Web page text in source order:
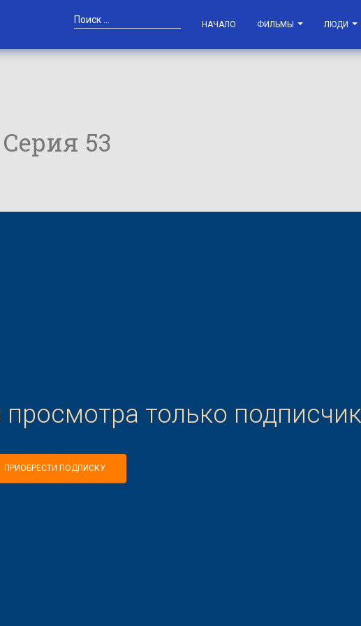
НАЧАЛО ФИЛЬМЫ ЛЮДИ
53
только
ПРИОБРЕСТИ ПОДПИСКУ